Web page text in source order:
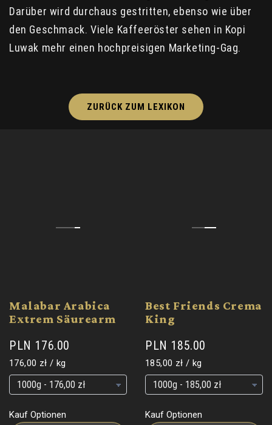
Darüber wird durchaus gestritten, ebenso wie über
den Geschmack. Viele Kaffeeröster sehen in Kopi
Luwak mehr einen hochpreisigen Marketing-Gag.
ZURÜCK ZUM LEXIKON
Malabar Arabica
Extrem Säurearm
PLN 176.00
Grundpreis
176,00 zł / pro
kg
Grundpreis
Grundpreis
Kauf Optionen
Best Friends Crema
King
PLN 185.00
Grundpreis
185,00 zł / pro
kg
Grundpreis
Grundpreis
Kauf Optionen